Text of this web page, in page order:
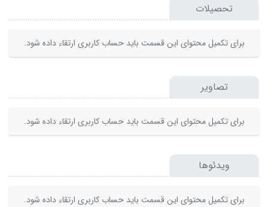
تحصیلات
برای تکمیل محتوای این قسمت باید حساب کاربری ارتقاء داده شود.
تصاویر
برای تکمیل محتوای این قسمت باید حساب کاربری ارتقاء داده شود.
ویدئوها
برای تکمیل محتوای این قسمت باید حساب کاربری ارتقاء داده شود.